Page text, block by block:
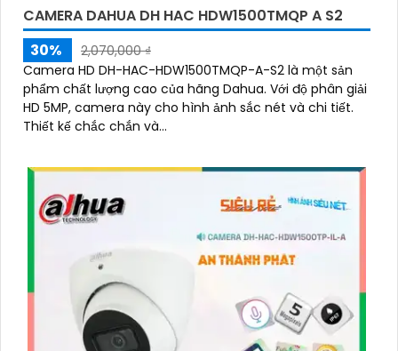
CAMERA DAHUA DH HAC HDW1500TMQP A S2
30%
2,070,000 ₫
Camera HD DH-HAC-HDW1500TMQP-A-S2 là một sản
phẩm chất lượng cao của hãng Dahua. Với độ phân giải
HD 5MP, camera này cho hình ảnh sắc nét và chi tiết.
Thiết kế chắc chắn và...